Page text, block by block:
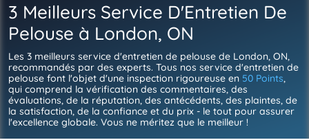
3 Meilleurs Service D'Entretien De
Pelouse à London, ON
Les 3 meilleurs service d'entretien de pelouse de London, ON,
recommandés par des experts. Tous nos service d'entretien de
pelouse font l'objet d'une inspection rigoureuse en 50 Points,
qui comprend la vérification des commentaires, des
évaluations, de la réputation, des antécédents, des plaintes, de
la satisfaction, de la confiance et du prix - le tout pour assurer
l'excellence globale. Vous ne méritez que le meilleur !